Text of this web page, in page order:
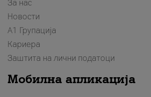
За нас
Новости
А1 Групација
Кариера
Заштита на лични податоци
Мобилна апликација